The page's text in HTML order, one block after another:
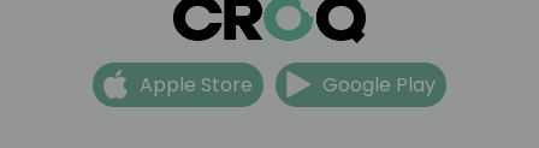
Apple Store Google Play